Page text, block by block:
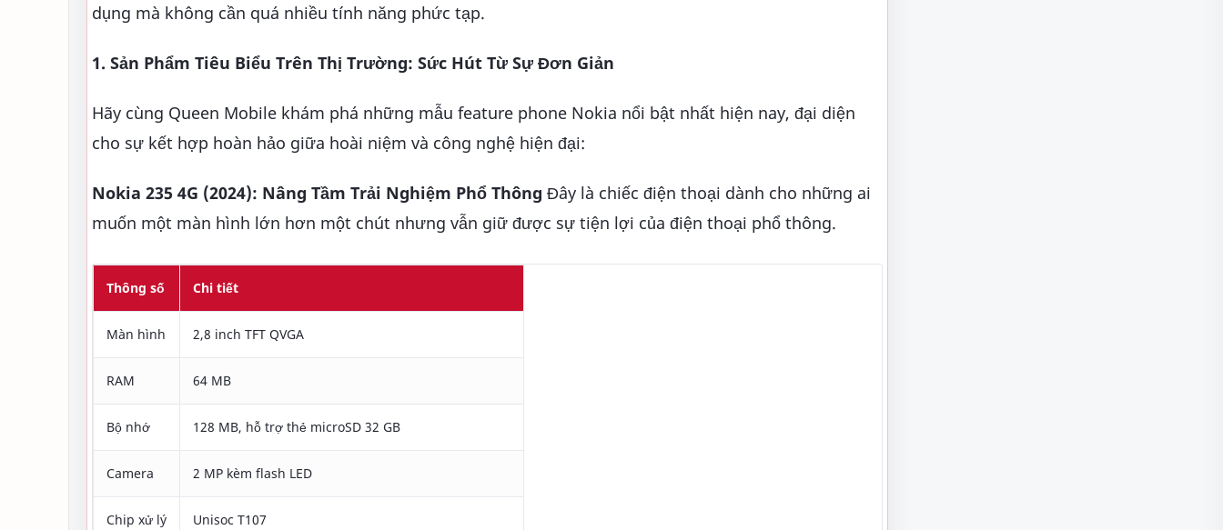
dụng mà không cần quá nhiều tính năng phức tạp.
1. Sản Phẩm Tiêu Biểu Trên Thị Trường: Sức Hút Từ Sự Đơn Giản
Hãy cùng Queen Mobile khám phá những mẫu feature phone Nokia nổi bật nhất hiện nay, đại diện
cho sự kết hợp hoàn hảo giữa hoài niệm và công nghệ hiện đại:
Nokia 235 4G (2024): Nâng Tầm Trải Nghiệm Phổ Thông Đây là chiếc điện thoại dành cho những ai
muốn một màn hình lớn hơn một chút nhưng vẫn giữ được sự tiện lợi của điện thoại phổ thông.
Thông số Chi tiết
Màn hình 2,8 inch TFT QVGA
RAM 64 MB
Bộ nhớ 128 MB, hỗ trợ thẻ microSD 32 GB
Camera 2 MP kèm flash LED
Chip xử lý Unisoc T107